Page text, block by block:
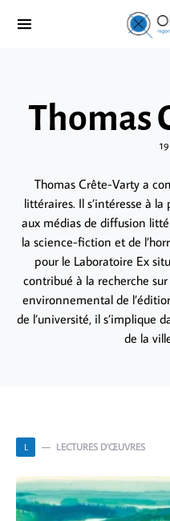
Thomas
Thomas Crête-Varty a
littéraires. Il s’intéresse à
aux médias de diffusion
la science-fiction et de
pour le Laboratoire Ex
contribué à la recherche
environnemental de
de l’université, il s’implique
de la
L LECTURES D’ŒUVRES